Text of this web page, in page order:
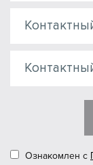
Ознакомлен с